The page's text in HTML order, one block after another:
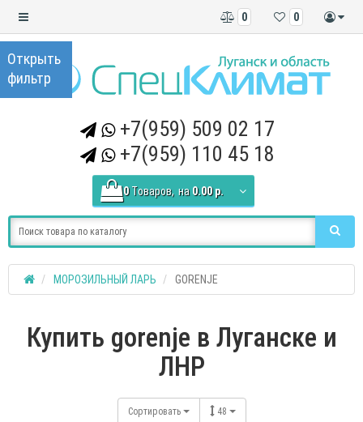
0
0
+7(959) 509 02 17
+7(959) 110 45 18
0 Tоваров, на 0.00 р.
МОРОЗИЛЬНЫЙ ЛАРЬ GORENJE
Купить gorenje в Луганске и
ЛНР
Сортировать 48